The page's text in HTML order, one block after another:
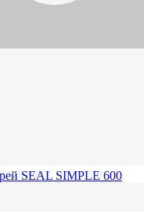
SEAL SIMPLE 600